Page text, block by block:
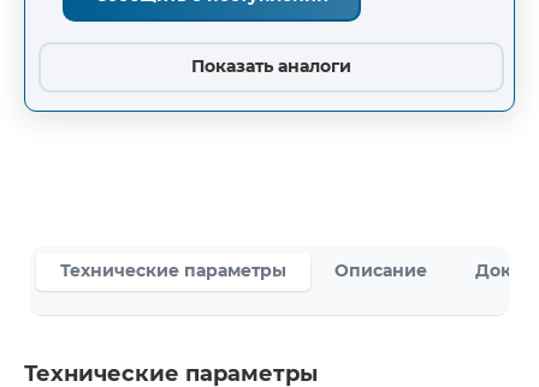
Показать аналоги
Технические параметры Описание
Технические параметры